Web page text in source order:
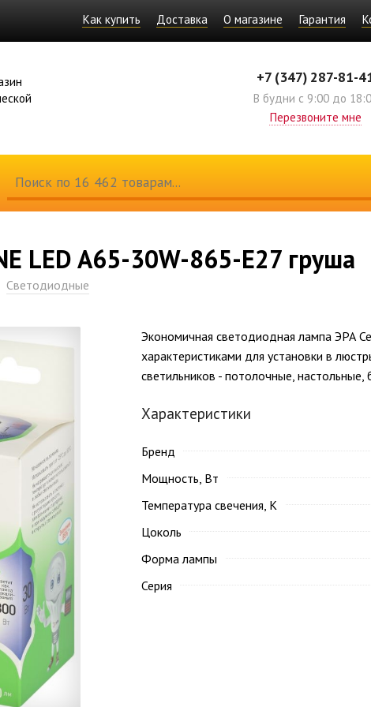
Как купить Доставка О магазине Гарантия
+7 (347) 287-81-
В будни с 9:00 до
Перезвоните мне
LED A65-30W-865-E27 груша
Светодиодные
Экономичная светодиодная лампа ЭРА
характеристиками для установки в
светильников - потолочные, настольные,
Характеристики
Бренд
Мощность, Вт
Температура свечения, K
Цоколь
Форма лампы
Серия